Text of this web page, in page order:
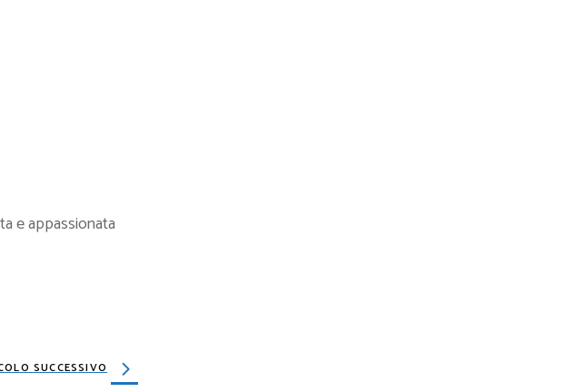
e appassionata
SUCCESSIVO